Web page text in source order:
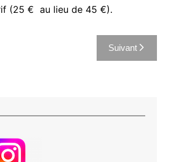
(25 € au lieu de 45 €).
Suivant